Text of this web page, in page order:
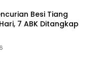
Besi Tiang
7 ABK Ditangkap